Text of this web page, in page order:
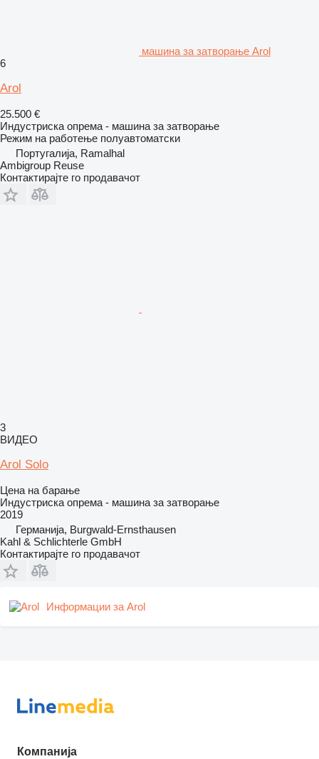
машина за затворање Arol
6
Arol
25.500 €
Индустриска опрема - машина за затворање
Режим на работење полуавтоматски
Португалија, Ramalhal
Ambigroup Reuse
Контактирајте го продавачот
3
ВИДЕО
Arol Solo
Цена на барање
Индустриска опрема - машина за затворање
2019
Германија, Burgwald-Ernsthausen
Kahl & Schlichterle GmbH
Контактирајте го продавачот
Информации за Arol
Компанија